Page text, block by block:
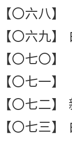
【〇六八
【〇六九
【〇七〇
【〇七一
【〇七二
【〇七三